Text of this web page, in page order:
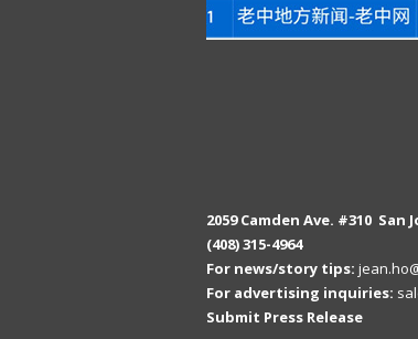
2059 Camden Ave. #310 San
(408) 315-4964
For news/story tips:
For advertising inquiries:
Submit Press Release